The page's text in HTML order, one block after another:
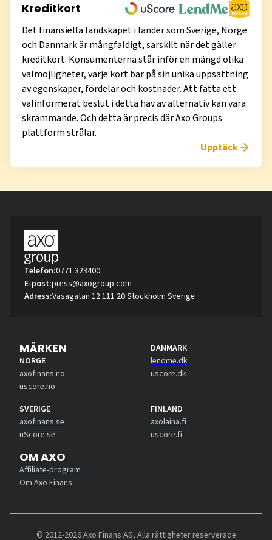
Kreditkort
Det finansiella landskapet i länder som Sverige, Norge
och Danmark är mångfaldigt, särskilt när det gäller
kreditkort. Konsumenterna står inför en mängd olika
valmöjligheter, varje kort bär på sin unika uppsättning
av egenskaper, fördelar och kostnader. Att fatta ett
välinformerat beslut i detta hav av alternativ kan vara
skrämmande. Och detta är precis där Axo Groups
plattform strålar.
Upptäck
Telefon:0771 323400
E-post:press@axogroup.com
Adress:Vasagatan 12 111 20 Stockholm Sverige
MÄRKEN
NORGE
axofinans.no
uscore.no
DANMARK
lendme.dk
uscore.dk
SVERIGE
axofinans.se
uScore.se
FINLAND
axolaina.fi
uscore.fi
OM AXO
Affiliate-program
Om Axo Finans
© 2012-2026 Axo Finans AS, Alla rättigheter reserverade